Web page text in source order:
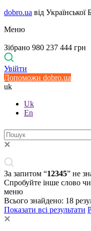
dobro.ua від Української
Меню
Зібрано 980 237 444 грн
Увійти
Допоможи dobro.ua
uk
Uk
En
За запитом “12345” не
Спробуйте інше слово
меню
Всього знайдено: 18
Показати всі результати